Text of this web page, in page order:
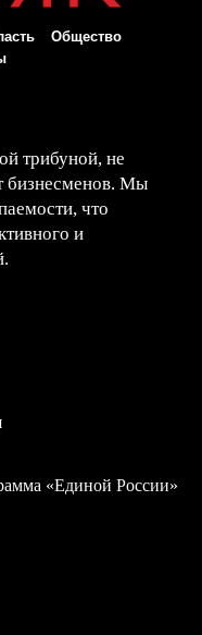
Общество
трибуной, не
бизнесменов. Мы
что
и
«Единой России»